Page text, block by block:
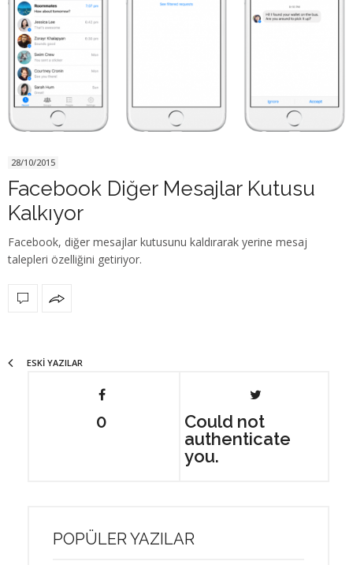
28/10/2015
Facebook Diğer Mesajlar Kutusu
Kalkıyor
Facebook, diğer mesajlar kutusunu kaldırarak yerine mesaj
talepleri özelliğini getiriyor.
ESKI YAZILAR
0
Could not
authenticate
you.
POPÜLER YAZILAR